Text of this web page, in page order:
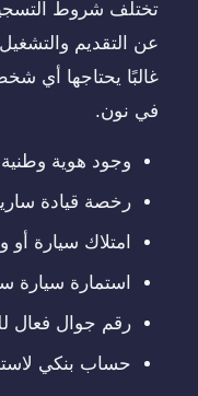
تختلف شروط
عن التقديم
غالبًا يحتاجها أي
في نون.
وجود هوية وطنية
رخصة قيادة
امتلاك سيارة
استمارة سيارة
رقم جوال فعال
حساب بنكي